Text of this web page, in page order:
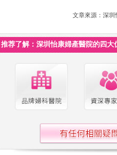
文章來源：深圳
推荐了解：深圳怡康婦產醫院的四大